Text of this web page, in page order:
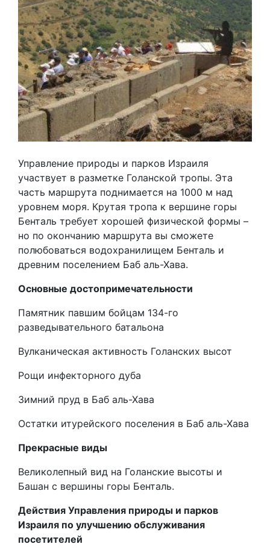
Управление природы и парков Израиля
участвует в разметке Голанской тропы. Эта
часть маршрута поднимается на 1000 м над
уровнем моря. Крутая тропа к вершине горы
Бенталь требует хорошей физической формы –
но по окончанию маршрута вы сможете
полюбоваться водохранилищем Бенталь и
древним поселением Баб аль-Хава.
Основные достопримечательности
Памятник павшим бойцам 134-го
разведывательного батальона
Вулканическая активность Голанских высот
Рощи инфекторного дуба
Зимний пруд в Баб аль-Хава
Остатки итурейского поселения в Баб аль-Хава
Прекрасные виды
Великолепный вид на Голанские высоты и
Башан с вершины горы Бенталь.
Действия Управления природы и парков
Израиля по улучшению обслуживания
посетителей